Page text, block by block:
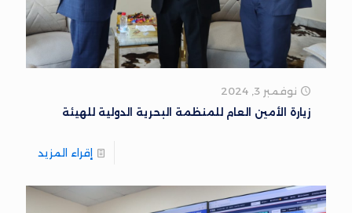
نوفمبر 3, 2024
زيارة الأمين العام للمنظمة البحرية الدولية للهيئة
إقراء المزيد